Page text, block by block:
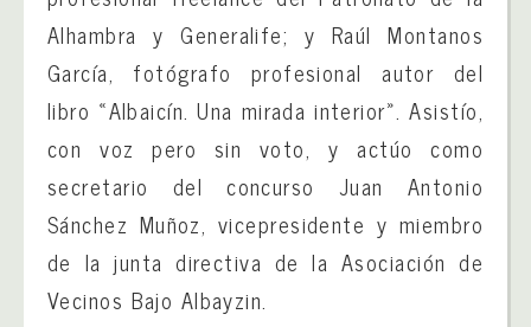
Alhambra y Generalife; y Raúl Montanos
García, fotógrafo profesional autor del
libro «Albaicín. Una mirada interior». Asistío,
con voz pero sin voto, y actúo como
secretario del concurso Juan Antonio
Sánchez Muñoz, vicepresidente y miembro
de la junta directiva de la Asociación de
Vecinos Bajo Albayzin.